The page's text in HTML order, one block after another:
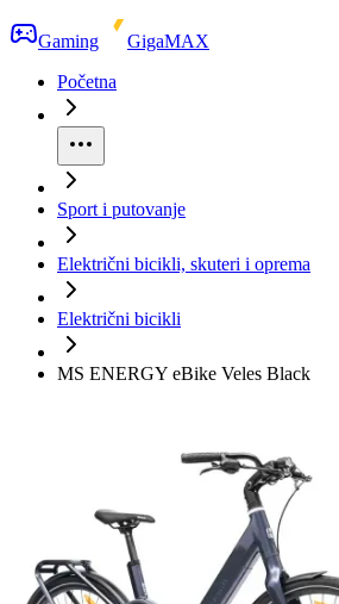
Gaming
GigaMAX
Početna
Sport i putovanje
Električni bicikli, skuteri i oprema
Električni bicikli
MS ENERGY eBike Veles Black